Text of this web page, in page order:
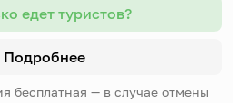
едет туристов?
Подробнее
бесплатная — в случае отмены